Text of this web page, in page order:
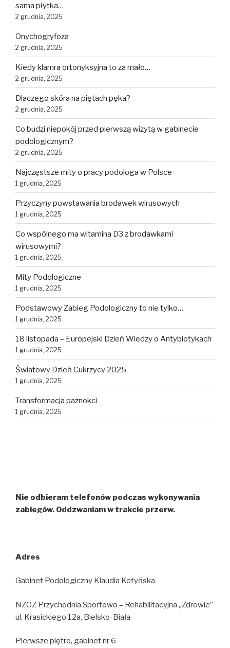
sama płytka…
2 grudnia, 2025
Onychogryfoza
2 grudnia, 2025
Kiedy klamra ortonyksyjna to za mało…
2 grudnia, 2025
Dlaczego skóra na piętach pęka?
2 grudnia, 2025
Co budzi niepokój przed pierwszą wizytą w gabinecie
podologicznym?
2 grudnia, 2025
Najczęstsze mity o pracy podologa w Polsce
1 grudnia, 2025
Przyczyny powstawania brodawek wirusowych
1 grudnia, 2025
Co wspólnego ma witamina D3 z brodawkami
wirusowymi?
1 grudnia, 2025
Mity Podologiczne
1 grudnia, 2025
Podstawowy Zabieg Podologiczny to nie tylko…
1 grudnia, 2025
18 listopada – Europejski Dzień Wiedzy o Antybiotykach
1 grudnia, 2025
Światowy Dzień Cukrzycy 2025
1 grudnia, 2025
Transformacja paznokci
1 grudnia, 2025
Nie odbieram telefonów podczas wykonywania
zabiegów. Oddzwaniam w trakcie przerw.
Adres
Gabinet Podologiczny Klaudia Kotyńska
NZOZ Przychodnia Sportowo – Rehabilitacyjna „Zdrowie”
ul. Krasickiego 12a, Bielsko-Biała
Pierwsze piętro, gabinet nr 6